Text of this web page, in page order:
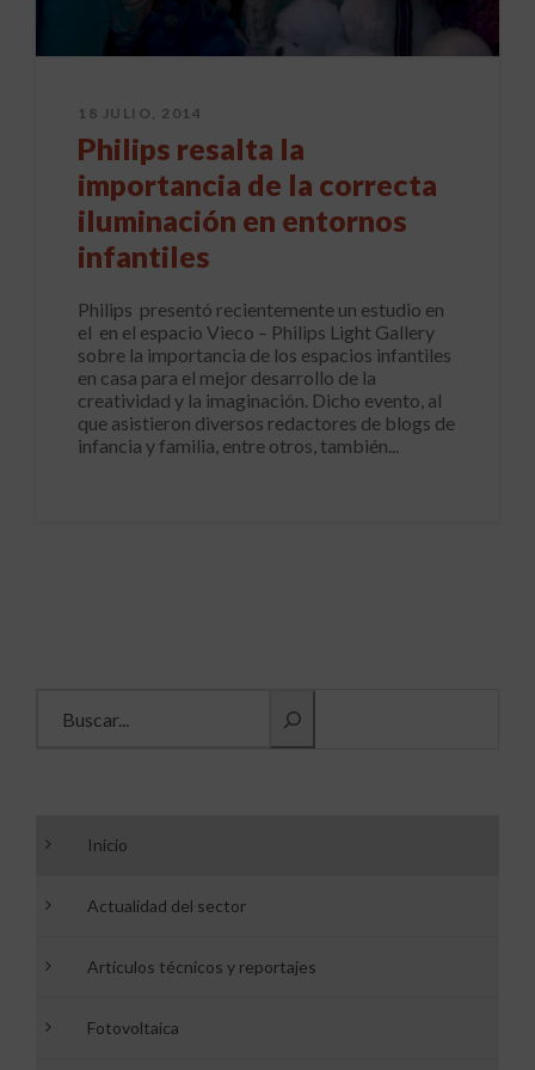
18 JULIO, 2014
Philips resalta la
importancia de la correcta
iluminación en entornos
infantiles
Philips presentó recientemente un estudio en
el en el espacio Vieco – Philips Light Gallery
sobre la importancia de los espacios infantiles
en casa para el mejor desarrollo de la
creatividad y la imaginación. Dicho evento, al
que asistieron diversos redactores de blogs de
infancia y familia, entre otros, también...
Inicio
Actualidad del sector
Artículos técnicos y reportajes
Fotovoltaica